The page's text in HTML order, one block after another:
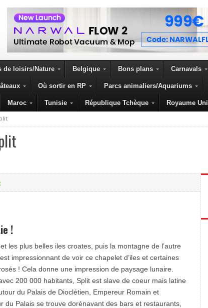
de loisirs/Nature Belgique Bons plans Carnavals
Où sortir en RP Parcs animaliers/Aquariums
Maroc Tunisie République Tchèque Royaume Uni
!
les plus belles iles croates, puis la montagne de l’autre
impressionnant de voir ce chapelet d’iles et certaines
! Cela donne une impression de paysage lunaire.
200 000 habitants, Split est slave de coeur mais latine
du Palais de Dioclétien, Empereur Romain et
du Palais se trouve dorénavant des bars et restaurants,